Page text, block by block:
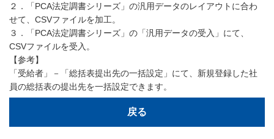
２．「PCA法定調書シリーズ」の汎用データのレイアウトに合わ
せて、CSVファイルを加工。
３．「PCA法定調書シリーズ」の「汎用データの受入」にて、
CSVファイルを受入。
【参考】
「受給者」－「総括表提出先の一括設定」にて、新規登録した社
員の総括表の提出先を一括設定できます。
戻る